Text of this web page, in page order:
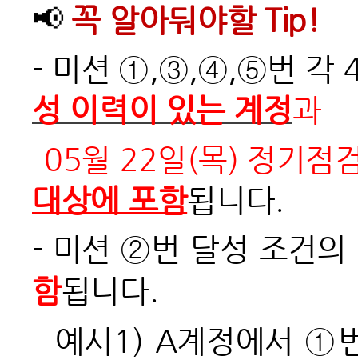
📢 꼭 알아둬야할 Tip!
- 미션 ①,③,④,⑤번 각 4
성 이력이 있는 계정과
05월 22일(목) 정기점
대상에 포함됩니다.
- 미션 ②번 달성 조건
함됩니다.
예시1) A계정에서 ①